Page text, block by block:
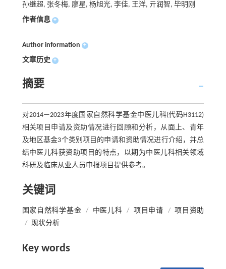
孙继超, 张冬梅, 廖星, 杨旭光, 李佳, 王洋, 亓润智, 毕明刚
作者信息 +
Author information +
文章历史 +
摘要
对2014—2023年度国家自然科学基金中医儿科(代码H3112)
相关项目申请及资助情况进行回顾和分析，从面上、青年
及地区基金3个类别项目的申请和资助情况进行介绍，并总
结中医儿科获资助项目的特点，以期为中医儿科相关领域
科研及临床从业人员申报项目提供参考。
关键词
国家自然科学基金 / 中医儿科 / 项目申请 / 项目资助
/ 现状分析
Key words